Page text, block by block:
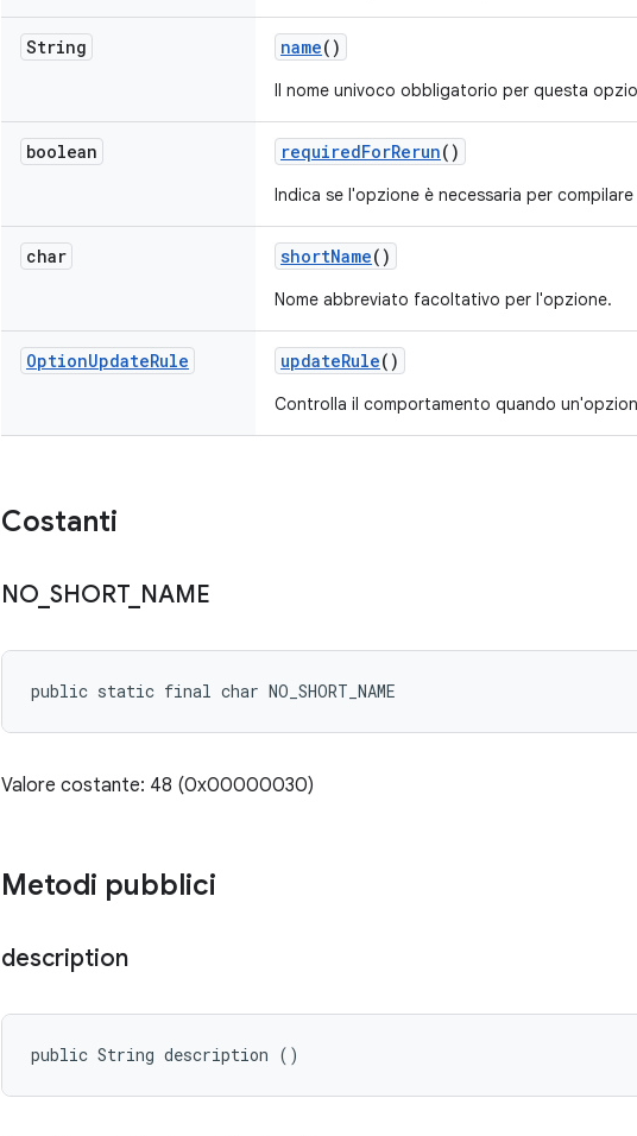
String name()
Il nome univoco obbligatorio per questa
boolean requiredForRerun()
Indica se l'opzione è necessaria per
char shortName()
Nome abbreviato facoltativo per l'opzione.
OptionUpdateRule updateRule()
Controlla il comportamento quando
Costanti
NO SHORT_ NAME
public static final char NO_SHORT_NAME
Valore costante: 48 (0x00000030)
Metodi pubblici
description
public String description ()